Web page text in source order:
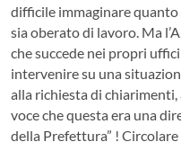
difficile immaginare
sia oberato di lavoro. Ma
che succede nei propri
intervenire su una
alla richiesta di
voce che questa era una
della Prefettura” !